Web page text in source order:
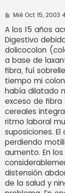
M
n
s
a
j
e
Mié Oct 15, 2003
A los 15 años
Digestivo
dolicocolon
a base de
fibra, fuí
tiempo mi
había dilatado
exceso de fibra
cereales
ritmo laboral
suposiciones.
perdiendo
aumento. En
distensión
de la salud y